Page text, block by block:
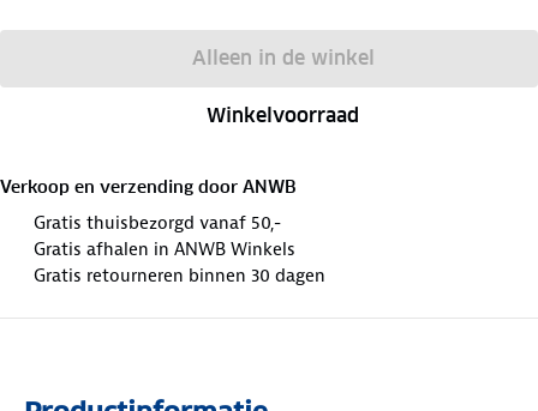
Alleen in de winkel
Winkelvoorraad
Verkoop en verzending door ANWB
Gratis thuisbezorgd vanaf 50,-
Gratis afhalen in ANWB Winkels
Gratis retourneren binnen 30 dagen